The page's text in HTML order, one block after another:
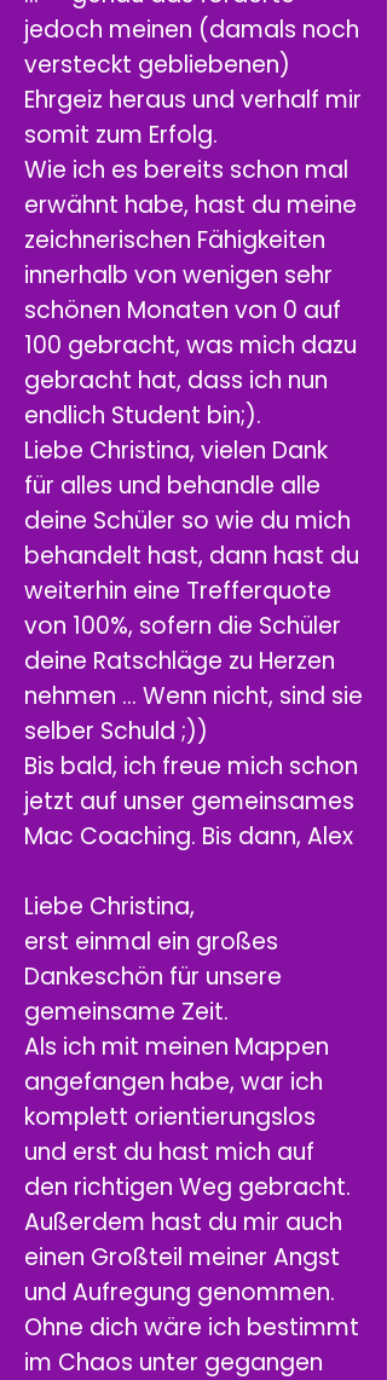
jedoch meinen (damals noch
versteckt gebliebenen)
Ehrgeiz heraus und verhalf mir
somit zum Erfolg.
Wie ich es bereits schon mal
erwähnt habe, hast du meine
zeichnerischen Fähigkeiten
innerhalb von wenigen sehr
schönen Monaten von 0 auf
100 gebracht, was mich dazu
gebracht hat, dass ich nun
endlich Student bin;).
Liebe Christina, vielen Dank
für alles und behandle alle
deine Schüler so wie du mich
behandelt hast, dann hast du
weiterhin eine Trefferquote
von 100%, sofern die Schüler
deine Ratschläge zu Herzen
nehmen … Wenn nicht, sind sie
selber Schuld ;))
Bis bald, ich freue mich schon
jetzt auf unser gemeinsames
Mac Coaching. Bis dann, Alex
Liebe Christina,
erst einmal ein großes
Dankeschön für unsere
gemeinsame Zeit.
Als ich mit meinen Mappen
angefangen habe, war ich
komplett orientierungslos
und erst du hast mich auf
den richtigen Weg gebracht.
Außerdem hast du mir auch
einen Großteil meiner Angst
und Aufregung genommen.
Ohne dich wäre ich bestimmt
im Chaos unter gegangen